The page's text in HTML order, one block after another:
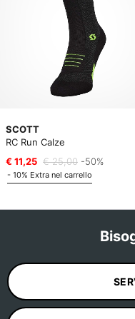
SCOTT
RC Run Calze
€ 11,25 € 25,00 -50%
- 10% Extra nel carrello